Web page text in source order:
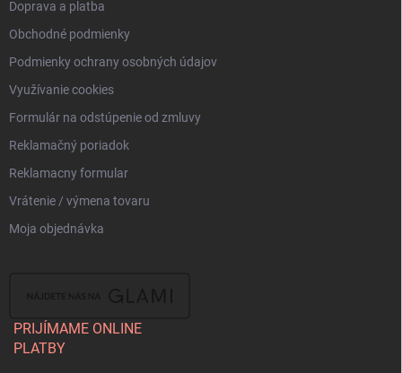
Doprava a platba
Obchodné podmienky
Podmienky ochrany osobných údajov
Využívanie cookies
Formulár na odstúpenie od zmluvy
Reklamačný poriadok
Reklamacny formular
Vrátenie / výmena tovaru
Moja objednávka
PRIJÍMAME ONLINE
PLATBY